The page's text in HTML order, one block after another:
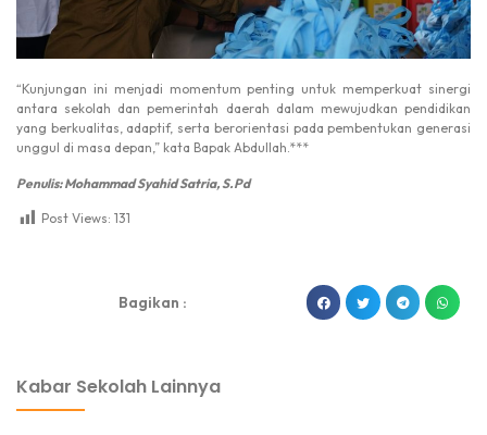
“Kunjungan ini menjadi momentum penting untuk memperkuat sinergi
antara sekolah dan pemerintah daerah dalam mewujudkan pendidikan
yang berkualitas, adaptif, serta berorientasi pada pembentukan generasi
unggul di masa depan,” kata Bapak Abdullah.***
Penulis: Mohammad Syahid Satria, S.Pd
Post Views: 131
Bagikan :
Kabar Sekolah Lainnya